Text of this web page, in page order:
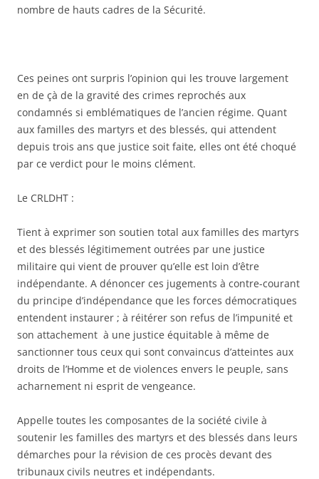
nombre de hauts cadres de la Sécurité.
Ces peines ont surpris l’opinion qui les trouve largement
en de çà de la gravité des crimes reprochés aux
condamnés si emblématiques de l’ancien régime. Quant
aux familles des martyrs et des blessés, qui attendent
depuis trois ans que justice soit faite, elles ont été choqué
par ce verdict pour le moins clément.
Le CRLDHT :
Tient à exprimer son soutien total aux familles des martyrs
et des blessés légitimement outrées par une justice
militaire qui vient de prouver qu’elle est loin d’être
indépendante. A dénoncer ces jugements à contre-courant
du principe d’indépendance que les forces démocratiques
entendent instaurer ; à réitérer son refus de l’impunité et
son attachement à une justice équitable à même de
sanctionner tous ceux qui sont convaincus d’atteintes aux
droits de l’Homme et de violences envers le peuple, sans
acharnement ni esprit de vengeance.
Appelle toutes les composantes de la société civile à
soutenir les familles des martyrs et des blessés dans leurs
démarches pour la révision de ces procès devant des
tribunaux civils neutres et indépendants.